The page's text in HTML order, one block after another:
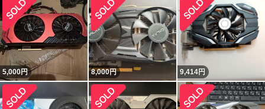
5,000円 8,000円 9,414円